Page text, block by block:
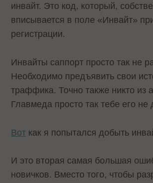
инвайт. Это код, который,
вписывается в поле «Инвайт»
регистрации.
Инвайты саппорт просто так не
Необходимо предъявить свои
траффика. Точно также никто из
Главмеда просто так тебе его не
Вот как я попытался добыть
И это вторая самая большая
новичков. Вместо того, чтобы